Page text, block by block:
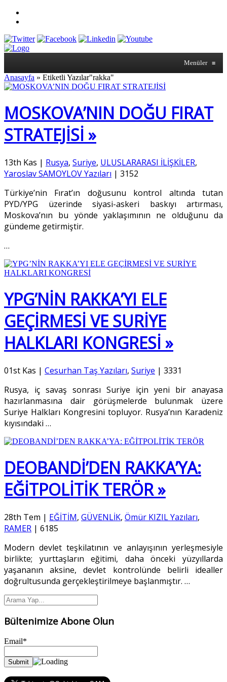
Menüler ≡
Anasayfa » Etiketli Yazılar"rakka"
MOSKOVA’NIN DOĞU FIRAT
STRATEJİSİ »
13th Kas | Rusya, Suriye, ULUSLARARASI İLİŞKİLER,
Yaroslav SAMOYLOV Yazıları | 3152
Türkiye’nin Fırat’ın doğusunu kontrol altında tutan
PYD/YPG üzerinde siyasi-askeri baskıyı artırması,
Moskova’nın bu yönde yaklaşımının ne olduğunu da
gündeme getirmiştir.
…
YPG’NİN RAKKA’YI ELE
GEÇİRMESİ VE SURİYE
HALKLARI KONGRESİ »
01st Kas | Cesurhan Taş Yazıları, Suriye | 3331
Rusya, iç savaş sonrası Suriye için yeni bir anayasa
hazırlanmasına dair görüşmelerde bulunmak üzere
Suriye Halkları Kongresini topluyor. Rusya’nın Karadeniz
kıyısındaki …
DEOBANDİ’DEN RAKKA’YA:
EĞİTPOLİTİK TERÖR »
28th Tem | EĞİTİM, GÜVENLİK, Ömür KIZIL Yazıları,
RAMER | 6185
Modern devlet teşkilatının ve anlayışının yerleşmesiyle
birlikte; yurttaşların eğitimi, daha önceki yüzyıllarda
yaşananın aksine, devlet kontrolünde belirli idealler
doğrultusunda gerçekleştirilmeye başlanmıştır. …
Bültenimize Abone Olun
Email*